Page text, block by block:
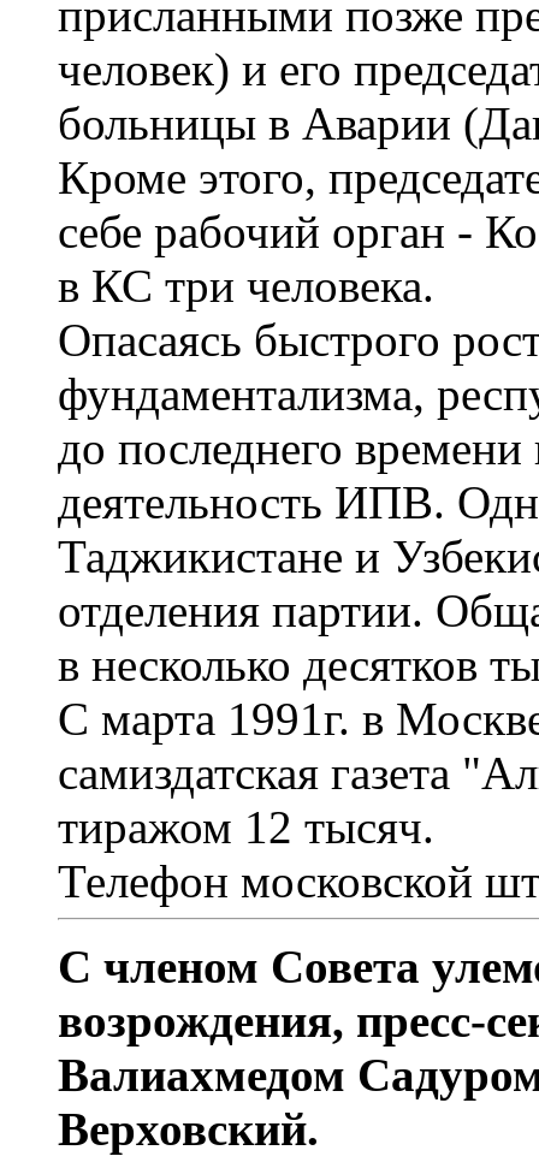
присланными позже
человек) и его
больницы в Аварии
Кроме этого,
себе рабочий орган -
в КС три человека.
Опасаясь быстрого
фундаментализма,
до последнего
деятельность ИПВ.
Таджикистане и
отделения партии.
в несколько десятков
С марта 1991г. в
самиздатская газета
тиражом 12 тысяч.
Телефон московской
С членом Совета
возрождения, пресс-
Валиахмедом
Верховский.